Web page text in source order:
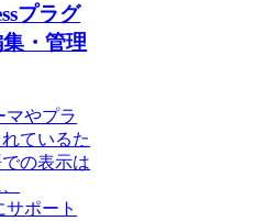
プラグ
・管理
マやプラ
ているた
の表示は
サポート